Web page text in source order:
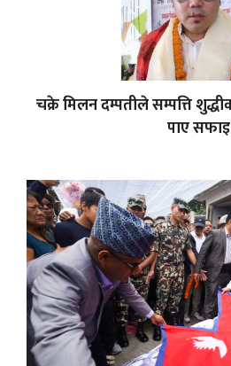
चक्रे मिलन दम्पतीले सम्पत्ति
पाए सफाइ